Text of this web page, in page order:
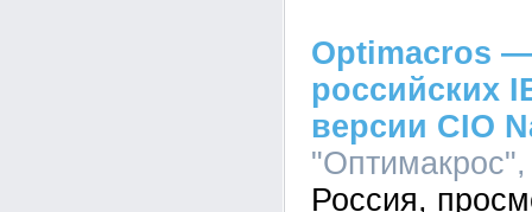
Optimacros —
российских
версии CIO
Россия